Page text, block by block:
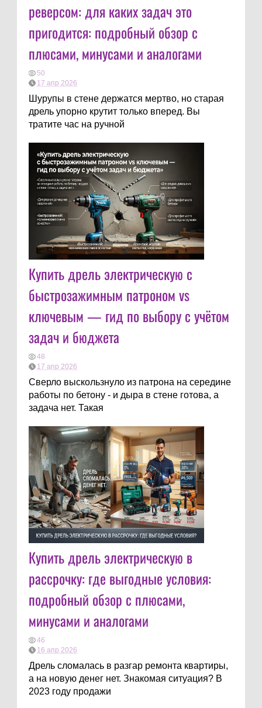
реверсом: для каких задач это
пригодится: подробный обзор с
плюсами, минусами и аналогами
50
17 апр 2026
Шурупы в стене держатся мертво, но старая
дрель упорно крутит только вперед. Вы
тратите час на ручной
Купить дрель электрическую с
быстрозажимным патроном vs
ключевым — гид по выбору с учётом
задач и бюджета
48
17 апр 2026
Сверло выскользнуло из патрона на середине
работы по бетону - и дыра в стене готова, а
задача нет. Такая
Купить дрель электрическую в
рассрочку: где выгодные условия:
подробный обзор с плюсами,
минусами и аналогами
46
16 апр 2026
Дрель сломалась в разгар ремонта квартиры,
а на новую денег нет. Знакомая ситуация? В
2023 году продажи